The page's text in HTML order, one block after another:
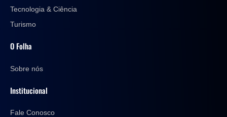
Tecnologia & Ciência
Turismo
O Folha
Sobre nós
Institucional
Fale Conosco